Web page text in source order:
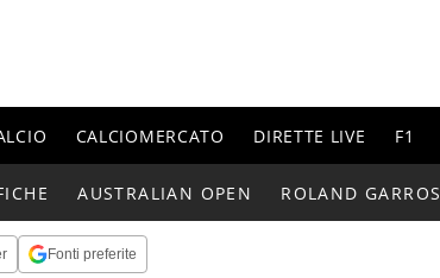
CALCIOMERCATO DIRETTE LIVE F1
AUSTRALIAN OPEN ROLAND GARROS
Fonti preferite